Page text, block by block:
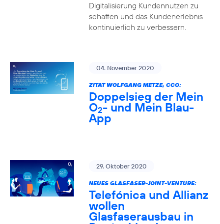
Digitalisierung Kundennutzen zu
schaffen und das Kundenerlebnis
kontinuierlich zu verbessern.
04. November 2020
ZITAT WOLFGANG METZE, CCO:
Doppelsieg der Mein
O2- und Mein Blau-
App
29. Oktober 2020
NEUES GLASFASER-JOINT-VENTURE:
Telefónica und Allianz
wollen
Glasfaserausbau in